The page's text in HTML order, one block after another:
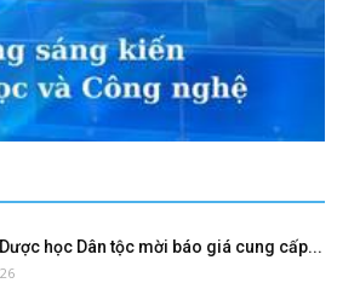
học Dân tộc mời báo giá cung cấp...